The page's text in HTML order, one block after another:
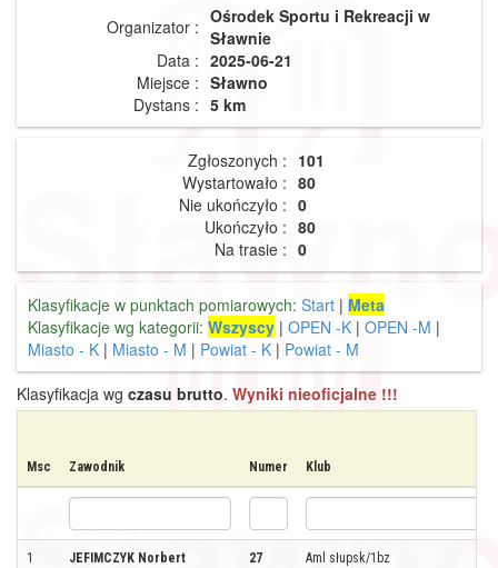
Organizator : Ośrodek Sportu i Rekreacji w
Sławnie
Data : 2025-06-21
Miejsce : Sławno
Dystans : 5 km
Zgłoszonych : 101
Wystartowało : 80
Nie ukończyło : 0
Ukończyło : 80
Na trasie : 0
Klasyfikacje w punktach pomiarowych: Start | Meta
Klasyfikacje wg kategorii: Wszyscy | OPEN -K | OPEN -M |
Miasto - K | Miasto - M | Powiat - K | Powiat - M
Klasyfikacja wg czasu brutto. Wyniki nieoficjalne !!!
Msc Zawodnik Numer Klub
1 JEFIMCZYK Norbert 27 Aml słupsk/1bz